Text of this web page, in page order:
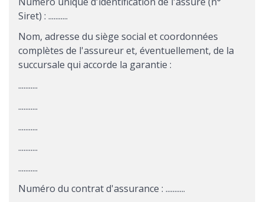
Siret) : ...........
Nom, adresse du siège social et coordonnées
complètes de l'assureur et, éventuellement, de la
succursale qui accorde la garantie :
...........
...........
...........
...........
...........
Numéro du contrat d'assurance : ...........